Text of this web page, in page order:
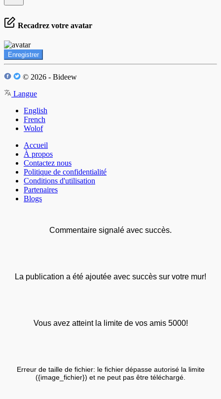
Recadrez votre avatar
Enregistrer
© 2026 - Bideew
Langue
English
French
Wolof
Accueil
À propos
Contactez nous
Politique de confidentialité
Conditions d'utilisation
Partenaires
Blogs
Commentaire signalé avec succès.
La publication a été ajoutée avec succès sur votre mur!
Vous avez atteint la limite de vos amis 5000!
Erreur de taille de fichier: le fichier dépasse autorisé la limite
({image_fichier}) et ne peut pas être téléchargé.